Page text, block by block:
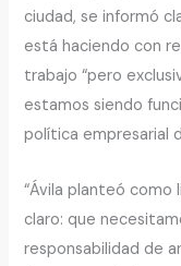
ciudad, se informó
está haciendo con
trabajo “pero
estamos siendo
política empresarial
“Ávila planteó como
claro: que
responsabilidad de